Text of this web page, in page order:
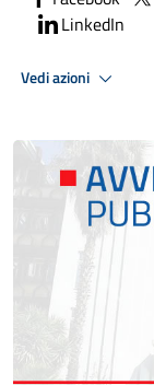
LinkedIn
Vedi azioni